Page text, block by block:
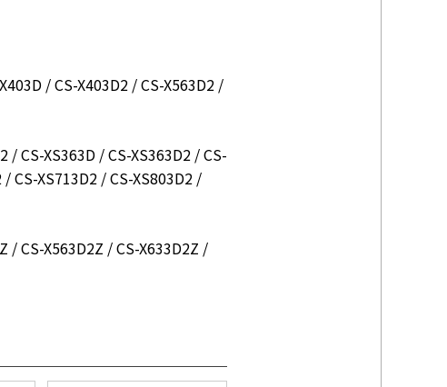
/ CS-X403D2 / CS-X563D2 /
/ CS-XS363D / CS-XS363D2 / CS-
CS-XS713D2 / CS-XS803D2 /
/ CS-X563D2Z / CS-X633D2Z /